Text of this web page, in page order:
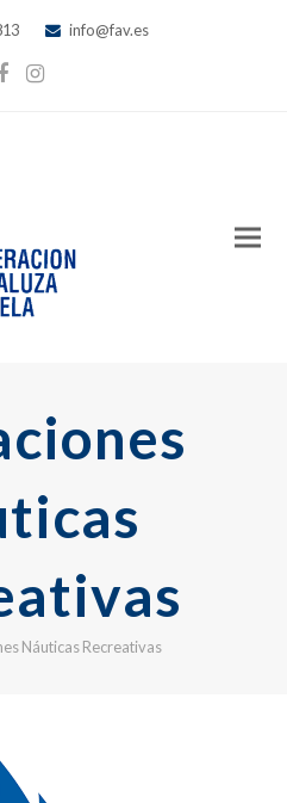
info@fav.es
Facebook
Instagram
Náuticas Recreativas